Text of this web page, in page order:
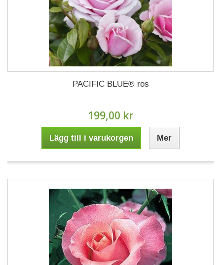
PACIFIC BLUE® ros
199,00 kr
Lägg till i varukorgen Mer